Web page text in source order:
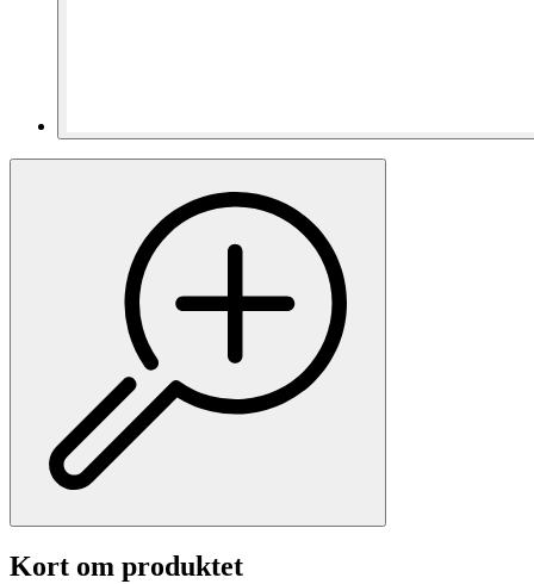
Kort om produktet